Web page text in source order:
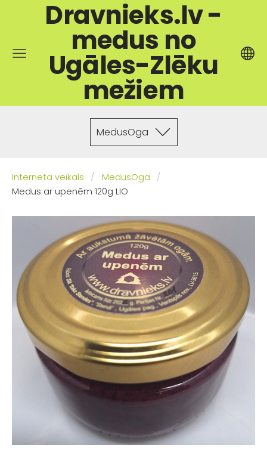
Dravnieks.lv -
medus no
Ugāles-Zlēku
mežiem
MedusOga
Interneta veikals
MedusOga
Medus ar upenēm 120g LIO